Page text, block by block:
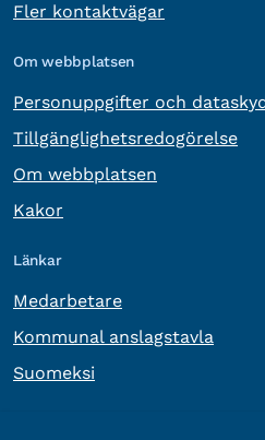
Fler kontaktvägar
Om webbplatsen
Personuppgifter och
Tillgänglighetsredogörelse
Om webbplatsen
Kakor
Länkar
Medarbetare
Kommunal anslagstavla
Suomeksi